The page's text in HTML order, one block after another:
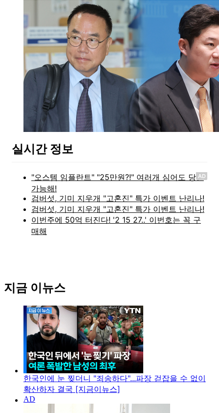
실시간 정보
AD
지금 이뉴스
한국인에 눈 찢더니 "죄송하다"...파장 걷잡을 수 없이
확산하자 결국 [지금이뉴스]